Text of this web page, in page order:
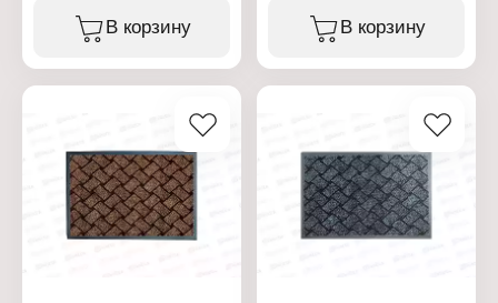
В корзину В корзину